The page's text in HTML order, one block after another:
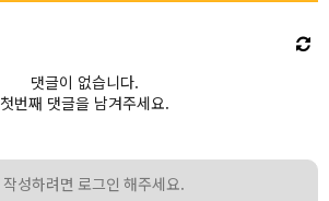
댓글이 없습니다.
첫번째 댓글을 남겨주세요.